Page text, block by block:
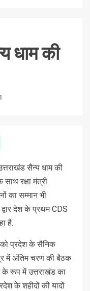
धाम की
सैन्य धाम की
रक्षा मंत्री
का सम्मान भी
देश के प्रथम CDS
है.
को प्रदेश के सैनिक
में अंतिम चरण की बैठक
के रूप में उत्तराखंड का
के शहीदों की यादों